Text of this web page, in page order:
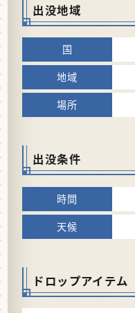
出没地域
出没条件
ドロップアイテム